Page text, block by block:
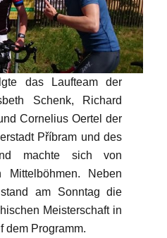
das Laufteam der
Schenk, Richard
Cornelius Oertel der
Příbram und des
machte sich von
Mittelböhmen. Neben
am Sonntag die
Meisterschaft in
dem Programm.